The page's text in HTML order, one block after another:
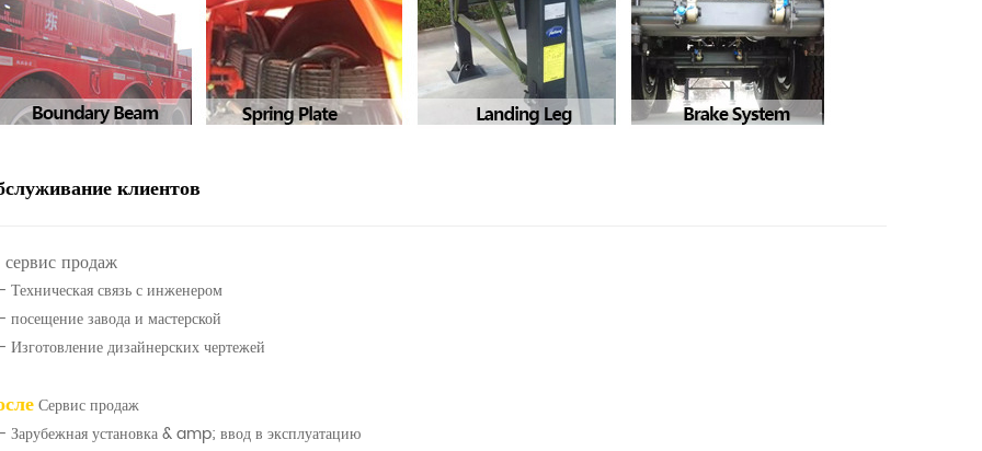
клиентов
сервис продаж
связь с инженером
завода и мастерской
дизайнерских чертежей
Сервис продаж
установка & amp; ввод в эксплуатацию